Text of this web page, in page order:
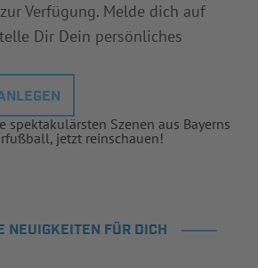
Verfügung. Melde dich auf
Dir Dein persönliches
spektakulärsten Szenen aus Bayerns
jetzt reinschauen!
NEUIGKEITEN FÜR DICH